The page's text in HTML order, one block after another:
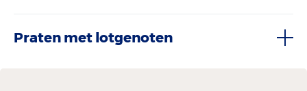
Praten met lotgenoten